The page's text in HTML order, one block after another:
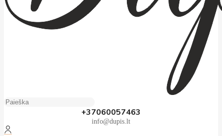
+37060057463
info@dupis.lt